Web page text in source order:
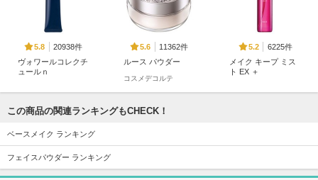
5.8
20938件
ヴォワールコレクチ
ュールｎ
5.6
11362件
ルース パウダー
コスメデコルテ
5.2
6225件
メイク キープ ミス
ト EX ＋
この商品の関連ランキングもCHECK！
ベースメイク ランキング
フェイスパウダー ランキング